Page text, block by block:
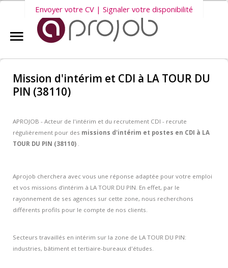
Accueil
Aprojob ?
Entreprises
Offres d'emploi
Salariés Aprojob
Contacts et agences
Envoyer votre CV | Signaler votre disponibilité
Mission d'intérim et CDI à LA TOUR DU
PIN (38110)
APROJOB - Acteur de l'intérim et du recrutement CDI - recrute
régulièrement pour des missions d'intérim et postes en CDI à LA
TOUR DU PIN (38110) .
Aprojob cherchera avec vous une réponse adaptée pour votre emploi
et vos missions d’intérim à LA TOUR DU PIN. En effet, par le
rayonnement de ses agences sur cette zone, nous recherchons
différents profils pour le compte de nos clients.
Secteurs travaillés en intérim sur la zone de LA TOUR DU PIN:
industries, bâtiment et tertiaire-bureaux d'études.